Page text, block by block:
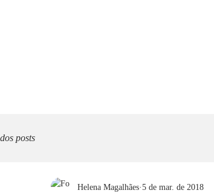
posts
Helena Magalhães 5 de mar. de 2018